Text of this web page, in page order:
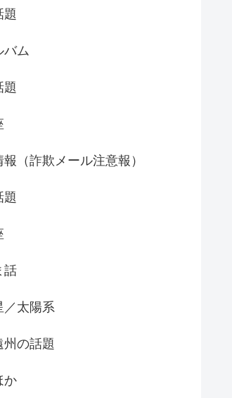
題
バム
題
（詐欺メール注意報）
題
話
／太陽系
州の話題
か